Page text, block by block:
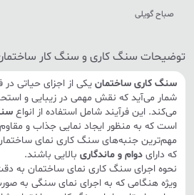
صباح گویلی
توضیحات سنگ کاری و سنگ کار
سنگ کاری ساختمان یکی از اجزای حیاتی
شمار می‌آید که نقش مهمی در زیبایی و
می‌کند. این فرآیند شامل استفاده از انواع
است که به منظور ایجاد نمایی جذاب و
مهم‌ترین جنبه‌های سنگ کاری نمای
که دارای دوام و ماندگاری بالایی باشند.
نحوه اجرای سنگ کاری نمای ساختمان به
ویژه هنگامی که به اجرای نمای سنگی به